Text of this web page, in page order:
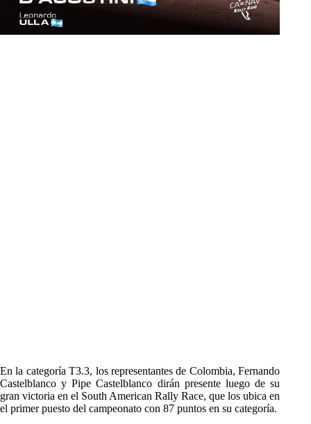
En la categoría T3.3, los representantes de Colombia, Fernando
Castelblanco y Pipe Castelblanco dirán presente luego de su
gran victoria en el South American Rally Race, que los ubica en
el primer puesto del campeonato con 87 puntos en su categoría.